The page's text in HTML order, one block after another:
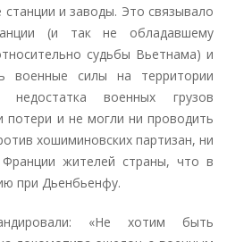
и заводы. Это связывало
(и так не обладавшему
судьбы Вьетнама) и
военные силы на территории
военных грузов
потери и не могли ни проводить
хошиминовских партизан, ни
жителей страны, что в
при Дьенбьенфу.
«Не хотим быть